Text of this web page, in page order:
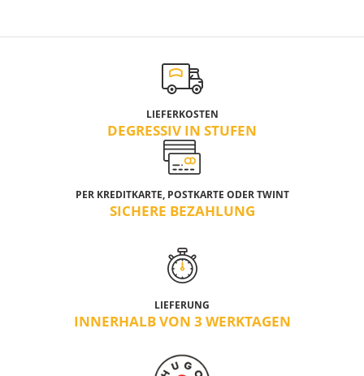
LIEFERKOSTEN
DEGRESSIV IN STUFEN
PER KREDITKARTE, POSTKARTE ODER TWINT
SICHERE BEZAHLUNG
LIEFERUNG
INNERHALB VON 3 WERKTAGEN